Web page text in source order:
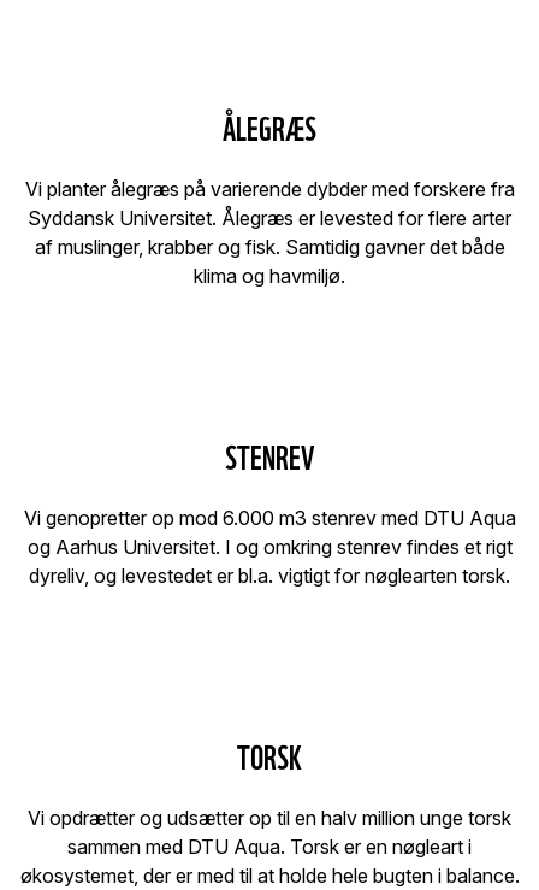
ÅLEGRÆS
Vi planter ålegræs på varierende dybder med forskere fra
Syddansk Universitet. Ålegræs er levested for flere arter
af muslinger, krabber og fisk. Samtidig gavner det både
klima og havmiljø.
STENREV
Vi genopretter op mod 6.000 m3 stenrev med DTU Aqua
og Aarhus Universitet. I og omkring stenrev findes et rigt
dyreliv, og levestedet er bl.a. vigtigt for nøglearten torsk.
TORSK
Vi opdrætter og udsætter op til en halv million unge torsk
sammen med DTU Aqua. Torsk er en nøgleart i
økosystemet, der er med til at holde hele bugten i balance.